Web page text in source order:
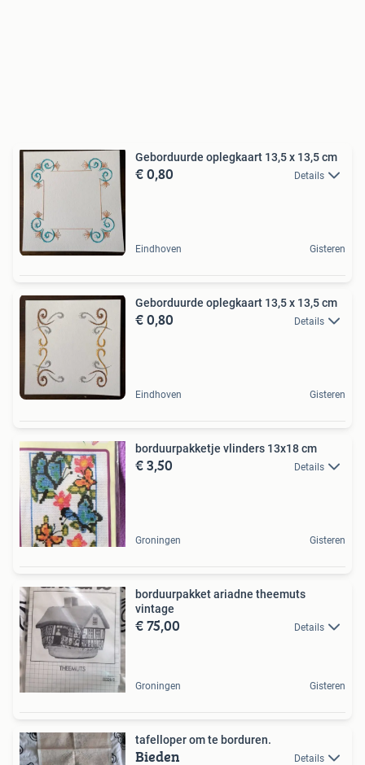
Geborduurde oplegkaart 13,5 x 13,5 cm
€ 0,80 Details
Eindhoven Gisteren
Geborduurde oplegkaart 13,5 x 13,5 cm
€ 0,80 Details
Eindhoven Gisteren
borduurpakketje vlinders 13x18 cm
€ 3,50 Details
Groningen Gisteren
borduurpakket ariadne theemuts
vintage
€ 75,00 Details
Groningen Gisteren
tafelloper om te borduren.
Bieden Details